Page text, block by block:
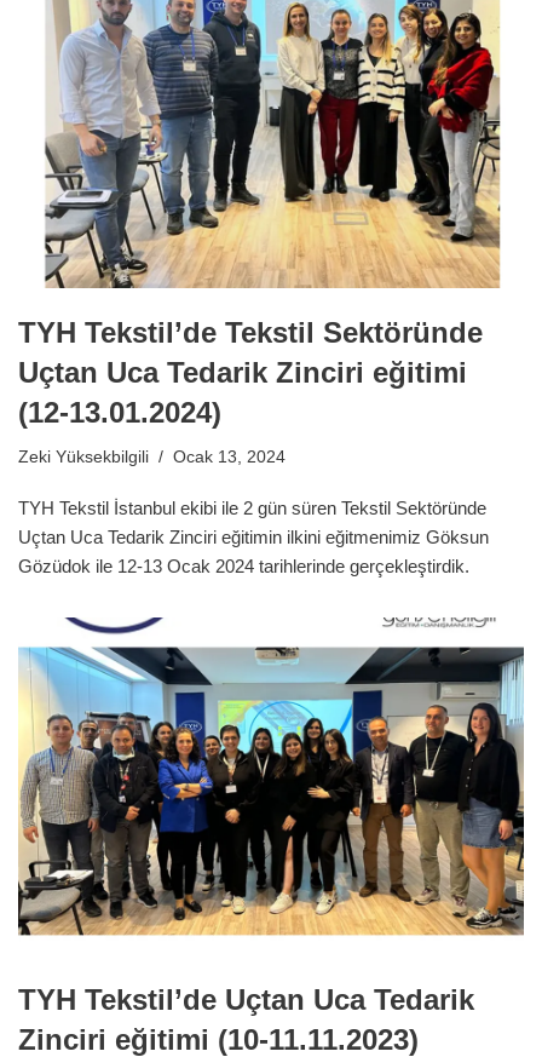
TYH Tekstil’de Tekstil Sektöründe
Uçtan Uca Tedarik Zinciri eğitimi
(12-13.01.2024)
Zeki Yüksekbilgili Ocak 13, 2024
TYH Tekstil İstanbul ekibi ile 2 gün süren Tekstil Sektöründe
Uçtan Uca Tedarik Zinciri eğitimin ilkini eğitmenimiz Göksun
Gözüdok ile 12-13 Ocak 2024 tarihlerinde gerçekleştirdik.
TYH Tekstil’de Uçtan Uca Tedarik
Zinciri eğitimi (10-11.11.2023)